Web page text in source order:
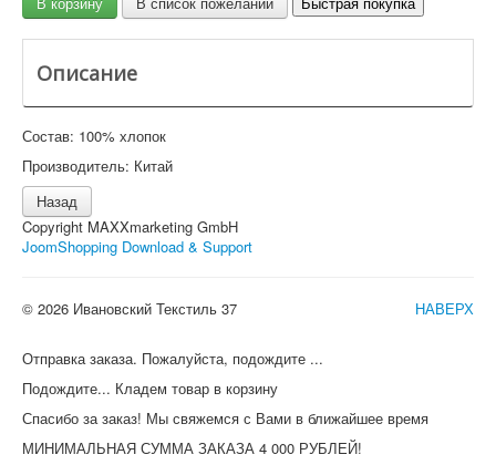
Описание
Состав: 100% хлопок
Производитель: Китай
Copyright MAXXmarketing GmbH
JoomShopping Download & Support
НАВЕРХ
© 2026 Ивановский Текстиль 37
Отправка заказа. Пожалуйста, подождите ...
Подождите... Кладем товар в корзину
Спасибо за заказ! Мы свяжемся с Вами в ближайшее время
МИНИМАЛЬНАЯ СУММА ЗАКАЗА 4 000 РУБЛЕЙ!